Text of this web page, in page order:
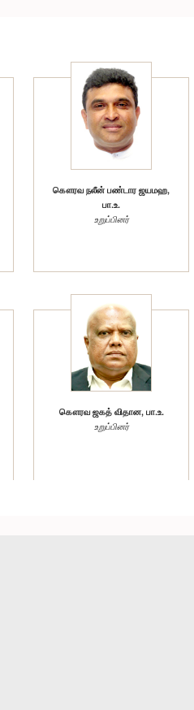
கௌரவ நலீன் பண்டார ஜயமஹ,
பா.உ.
உறுப்பினர்
கௌரவ ஜகத் விதான, பா.உ.
உறுப்பினர்